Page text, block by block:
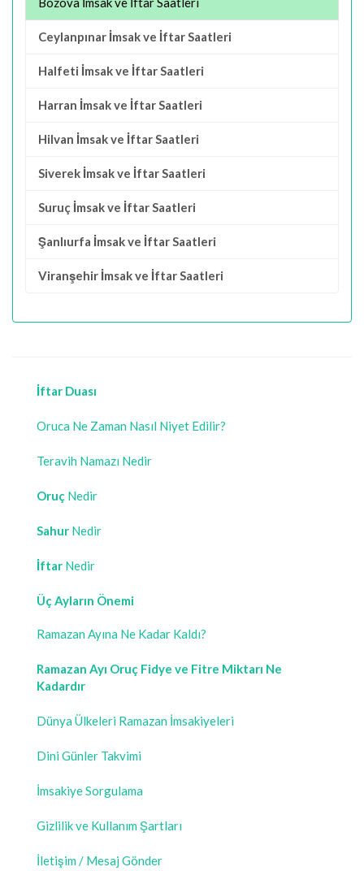
Ceylanpınar İmsak ve İftar Saatleri
Halfeti İmsak ve İftar Saatleri
Harran İmsak ve İftar Saatleri
Hilvan İmsak ve İftar Saatleri
Siverek İmsak ve İftar Saatleri
Suruç İmsak ve İftar Saatleri
Şanlıurfa İmsak ve İftar Saatleri
Viranşehir İmsak ve İftar Saatleri
İftar Duası
Oruca Ne Zaman Nasıl Niyet Edilir?
Teravih Namazı Nedir
Oruç Nedir
Sahur Nedir
İftar Nedir
Üç Ayların Önemi
Ramazan Ayına Ne Kadar Kaldı?
Ramazan Ayı Oruç Fidye ve Fitre Miktarı Ne
Kadardır
Dünya Ülkeleri Ramazan İmsakiyeleri
Dini Günler Takvimi
İmsakiye Sorgulama
Gizlilik ve Kullanım Şartları
İletişim / Mesaj Gönder